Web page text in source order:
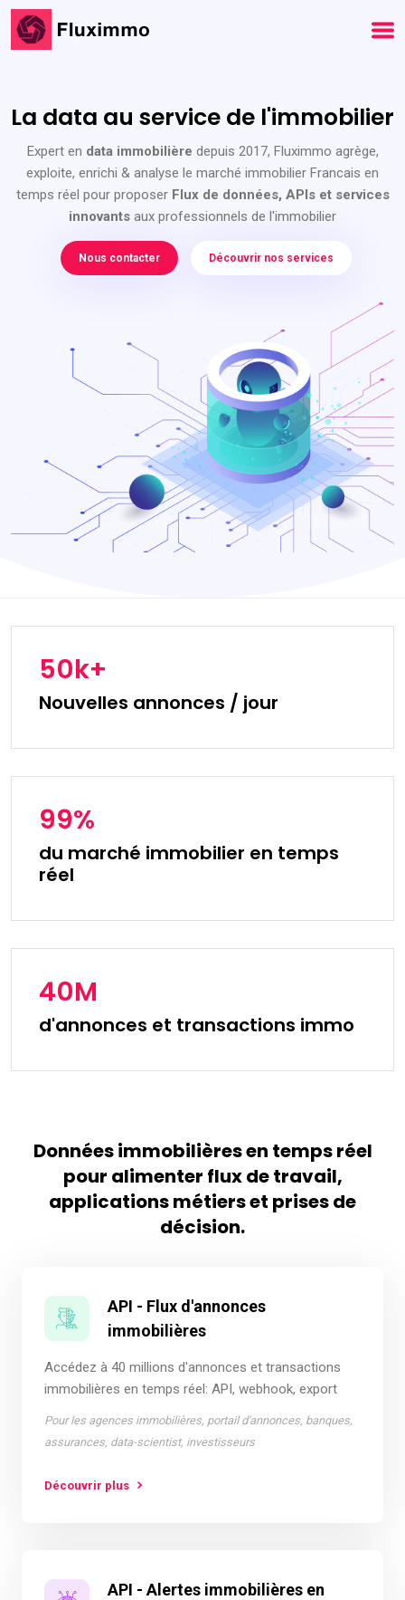
La data au service de l'immobilier
Expert en data immobilière depuis 2017, Fluximmo agrège,
exploite, enrichi & analyse le marché immobilier Francais en
temps réel pour proposer Flux de données, APIs et services
innovants aux professionnels de l'immobilier
Nous contacter Découvrir nos services
50k+
Nouvelles annonces / jour
99%
du marché immobilier en temps
réel
40M
d'annonces et transactions immo
Données immobilières en temps réel
pour alimenter flux de travail,
applications métiers et prises de
décision.
API - Flux d'annonces
immobilières
Accédez à 40 millions d'annonces et transactions
immobilières en temps réel: API, webhook, export
Pour les agences immobilières, portail d'annonces, banques,
assurances, data-scientist, investisseurs
Découvrir plus
API - Alertes immobilières en